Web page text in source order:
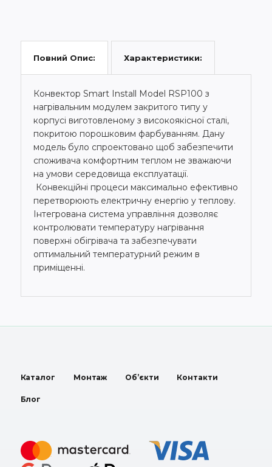
Повний Опис: Характеристики:
Конвектор Smart Install Model RSP100 з
нагрівальним модулем закритого типу у
корпусі виготовленому з високоякісної сталі,
покритою порошковим фарбуванням. Дану
модель було спроектовано щоб забезпечити
споживача комфортним теплом не зважаючи
на умови середовища експлуатації.
Конвекційні процеси максимально ефективно
перетворюють електричну енергію у теплову.
Інтегрована система управління дозволяє
контролювати температуру нагрівання
поверхні обігрівача та забезпечувати
оптимальний температурний режим в
приміщенні.
Каталог Монтаж Об’єкти Контакти
Блог